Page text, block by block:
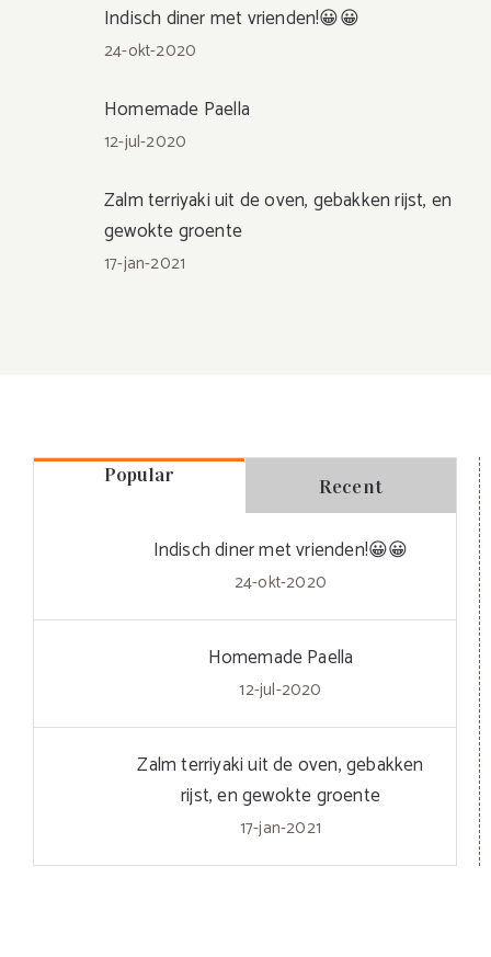
Indisch diner met vrienden!😀😀
24-okt-2020
Homemade Paella
12-jul-2020
Zalm terriyaki uit de oven, gebakken rijst, en
gewokte groente
17-jan-2021
Popular Recent
Indisch diner met vrienden!😀😀
24-okt-2020
Homemade Paella
12-jul-2020
Zalm terriyaki uit de oven, gebakken
rijst, en gewokte groente
17-jan-2021